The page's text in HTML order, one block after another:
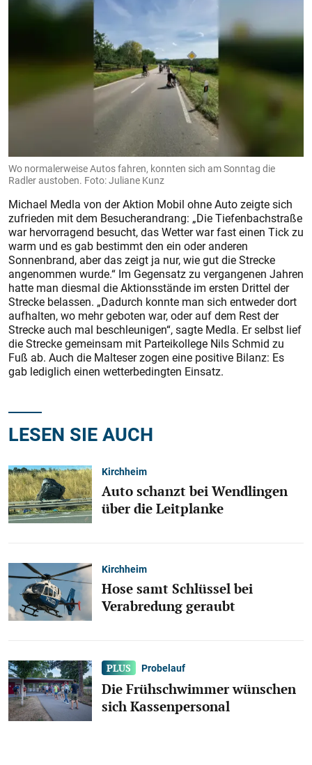
Wo normalerweise Autos fahren, konnten sich am Sonntag die
Radler austoben. Foto: Juliane Kunz
Michael Medla von der Aktion Mobil ohne Auto zeigte sich
zufrieden mit dem Besucherandrang: „Die Tiefenbachstraße
war hervorragend besucht, das Wetter war fast einen Tick zu
warm und es gab bestimmt den ein oder anderen
Sonnenbrand, aber das zeigt ja nur, wie gut die Strecke
angenommen wurde.“ Im Gegensatz zu vergangenen Jahren
hatte man diesmal die Aktionsstände im ersten Drittel der
Strecke belassen. „Dadurch konnte man sich entweder dort
aufhalten, wo mehr geboten war, oder auf dem Rest der
Strecke auch mal beschleunigen“, sagte Medla. Er selbst lief
die Strecke gemeinsam mit Parteikollege Nils Schmid zu
Fuß ab. Auch die Malteser zogen eine positive Bilanz: Es
gab lediglich einen wetterbedingten Einsatz.
LESEN SIE AUCH
Kirchheim
Auto schanzt bei Wendlingen
über die Leitplanke
Kirchheim
Hose samt Schlüssel bei
Verabredung geraubt
Probelauf
Die Frühschwimmer wünschen
sich Kassenpersonal